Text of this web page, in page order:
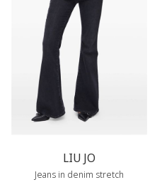
LIU JO
Jeans in denim stretch